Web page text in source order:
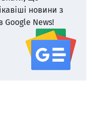
новини з
News!
google news